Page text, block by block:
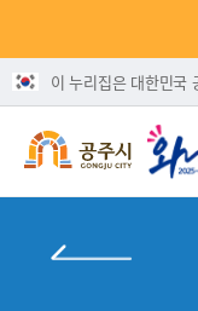
이 누리집은 대한민국